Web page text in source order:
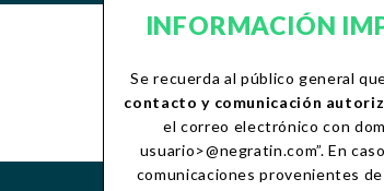
INFORMACIÓN
Se recuerda al público general
contacto y comunicación
el correo electrónico con
usuario>@negratin.com”. En
comunicaciones provenientes